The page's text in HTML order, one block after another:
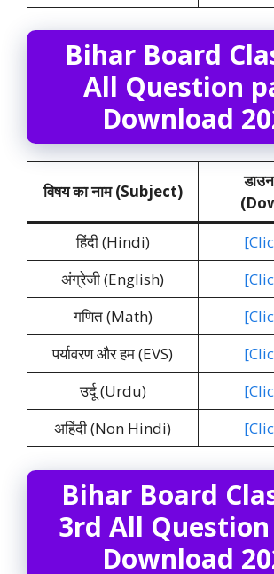
Bihar Board
All Question
Download
विषय का नाम (Subject)
हिंदी (Hindi)
अंग्रेजी (English)
गणित (Math)
पर्यावरण और हम (EVS)
उर्दू (Urdu)
अहिंदी (Non Hindi)
Bihar Board
3rd All
Download